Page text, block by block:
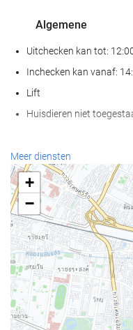
Algemene
Uitchecken kan tot:
Inchecken kan vanaf:
Lift
Huisdieren niet
Wellness
Spa
Hamam
Sauna
Gymzaal
Zwembad
Zwembad
Kinderzwembad
Meer diensten
+
−